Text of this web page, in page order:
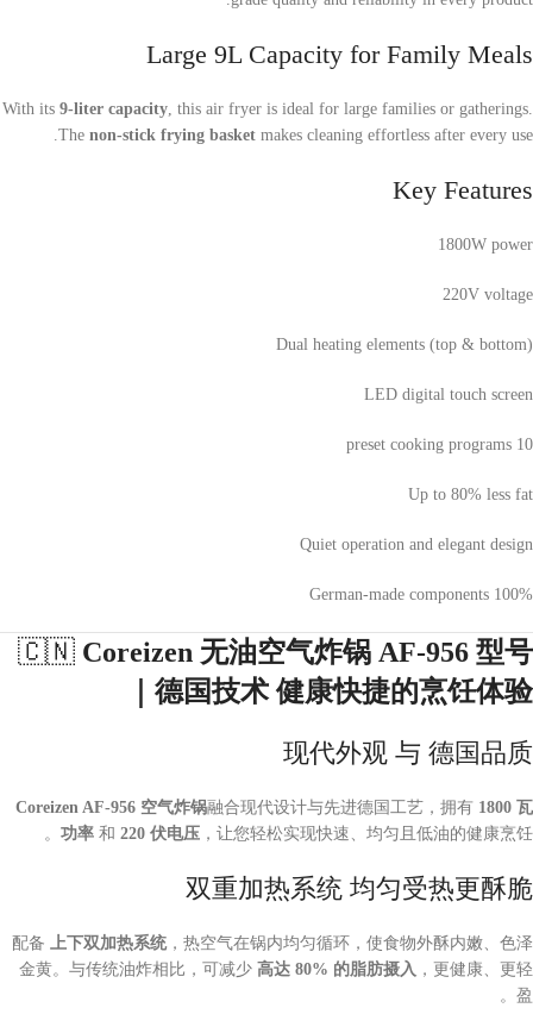
Large 9L Capacity for Family Meals
With its 9-liter capacity , this air fryer is ideal for large families or gatherings.
The non-stick frying basket makes cleaning effortless after every use.
Key Features
1800W power
220V voltage
Dual heating elements (top & bottom)
LED digital touch screen
10 preset cooking programs
Up to 80% less fat
Quiet operation and elegant design
100% German-made components
🇨🇳 Coreizen 无油空气炸锅 AF-956 型号
｜德国技术 健康快捷的烹饪体验
现代外观 与 德国品质
Coreizen AF-956 空气炸锅融合现代设计与先进德国工艺，拥有 1800 瓦
功率 和 220 伏电压 ，让您轻松实现快速、均匀且低油的健康烹饪。
双重加热系统 均匀受热更酥脆
配备 上下双加热系统，热空气在锅内均匀循环，使食物外酥内嫩、色泽
金黄。与传统油炸相比，可减少 高达 80% 的脂肪摄入 ，更健康、更轻
盈。